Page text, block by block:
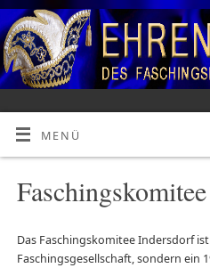
MENÜ
Das Faschingskomitee Indersdorf
Faschingsgesellschaft, sondern ein